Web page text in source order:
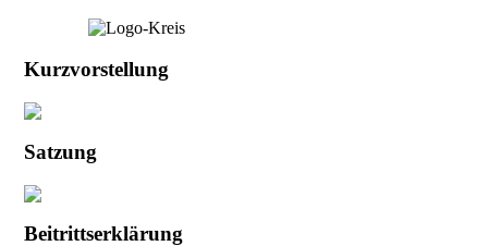
Kurzvorstellung
Satzung
Beitrittserklärung